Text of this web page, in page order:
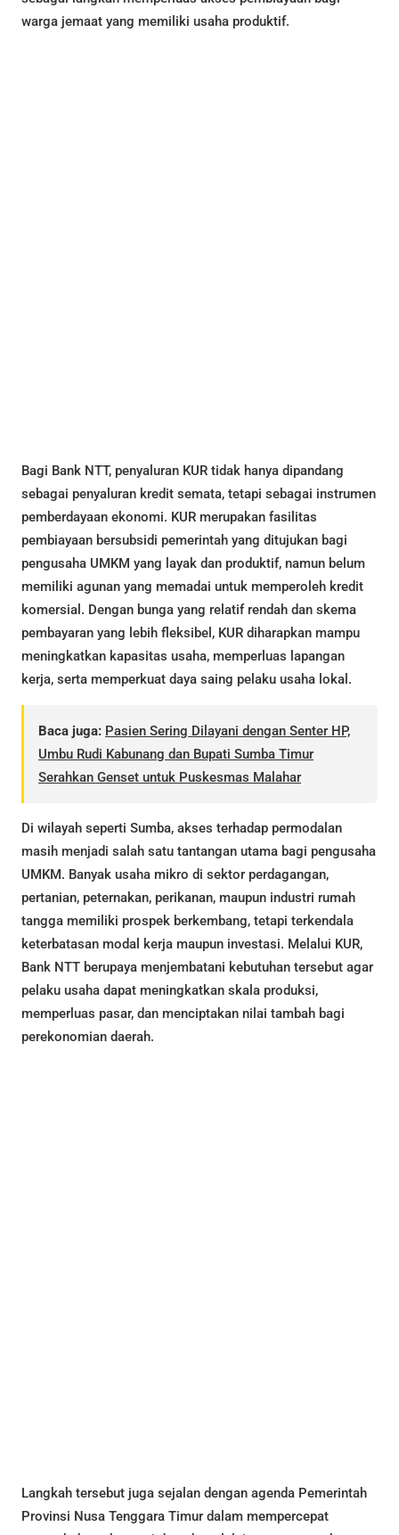
warga jemaat yang memiliki usaha produktif.
Bagi Bank NTT, penyaluran KUR tidak hanya dipandang
sebagai penyaluran kredit semata, tetapi sebagai instrumen
pemberdayaan ekonomi. KUR merupakan fasilitas
pembiayaan bersubsidi pemerintah yang ditujukan bagi
pengusaha UMKM yang layak dan produktif, namun belum
memiliki agunan yang memadai untuk memperoleh kredit
komersial. Dengan bunga yang relatif rendah dan skema
pembayaran yang lebih fleksibel, KUR diharapkan mampu
meningkatkan kapasitas usaha, memperluas lapangan
kerja, serta memperkuat daya saing pelaku usaha lokal.
Baca juga: Pasien Sering Dilayani dengan Senter HP,
Umbu Rudi Kabunang dan Bupati Sumba Timur
Serahkan Genset untuk Puskesmas Malahar
Di wilayah seperti Sumba, akses terhadap permodalan
masih menjadi salah satu tantangan utama bagi pengusaha
UMKM. Banyak usaha mikro di sektor perdagangan,
pertanian, peternakan, perikanan, maupun industri rumah
tangga memiliki prospek berkembang, tetapi terkendala
keterbatasan modal kerja maupun investasi. Melalui KUR,
Bank NTT berupaya menjembatani kebutuhan tersebut agar
pelaku usaha dapat meningkatkan skala produksi,
memperluas pasar, dan menciptakan nilai tambah bagi
perekonomian daerah.
Langkah tersebut juga sejalan dengan agenda Pemerintah
Provinsi Nusa Tenggara Timur dalam mempercepat